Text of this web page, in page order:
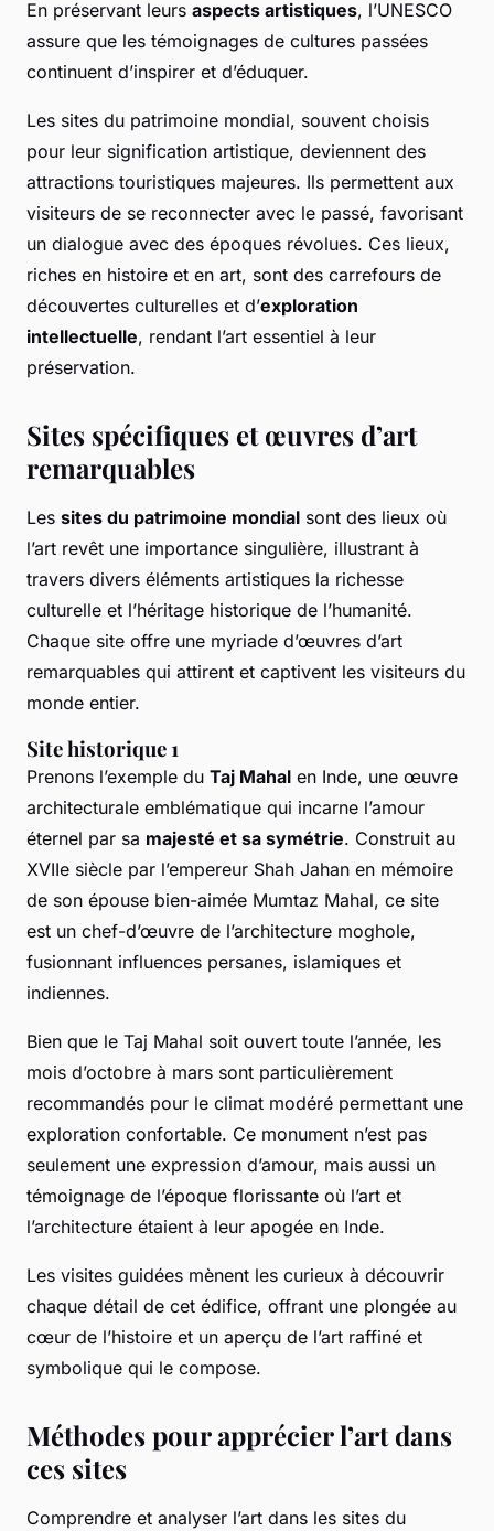
En préservant leurs aspects artistiques, l’UNESCO
assure que les témoignages de cultures passées
continuent d’inspirer et d’éduquer.
Les sites du patrimoine mondial, souvent choisis
pour leur signification artistique, deviennent des
attractions touristiques majeures. Ils permettent aux
visiteurs de se reconnecter avec le passé, favorisant
un dialogue avec des époques révolues. Ces lieux,
riches en histoire et en art, sont des carrefours de
découvertes culturelles et d’exploration
intellectuelle, rendant l’art essentiel à leur
préservation.
Sites spécifiques et œuvres d’art
remarquables
Les sites du patrimoine mondial sont des lieux où
l’art revêt une importance singulière, illustrant à
travers divers éléments artistiques la richesse
culturelle et l’héritage historique de l’humanité.
Chaque site offre une myriade d’œuvres d’art
remarquables qui attirent et captivent les visiteurs du
monde entier.
Site historique 1
Prenons l’exemple du Taj Mahal en Inde, une œuvre
architecturale emblématique qui incarne l’amour
éternel par sa majesté et sa symétrie. Construit au
XVIIe siècle par l’empereur Shah Jahan en mémoire
de son épouse bien-aimée Mumtaz Mahal, ce site
est un chef-d’œuvre de l’architecture moghole,
fusionnant influences persanes, islamiques et
indiennes.
Bien que le Taj Mahal soit ouvert toute l’année, les
mois d’octobre à mars sont particulièrement
recommandés pour le climat modéré permettant une
exploration confortable. Ce monument n’est pas
seulement une expression d’amour, mais aussi un
témoignage de l’époque florissante où l’art et
l’architecture étaient à leur apogée en Inde.
Les visites guidées mènent les curieux à découvrir
chaque détail de cet édifice, offrant une plongée au
cœur de l’histoire et un aperçu de l’art raffiné et
symbolique qui le compose.
Méthodes pour apprécier l’art dans
ces sites
Comprendre et analyser l’art dans les sites du